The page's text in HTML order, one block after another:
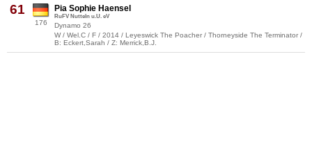
61
176
Pia Sophie Haensel
RuFV Nutteln u.U. eV
Dynamo 26
W / Wel.C / F / 2014 / Leyeswick The Poacher / Thorneyside The Terminator /
B: Eckert,Sarah / Z: Merrick,B.J.